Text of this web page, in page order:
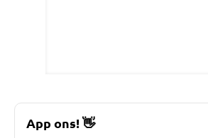
App ons!👋